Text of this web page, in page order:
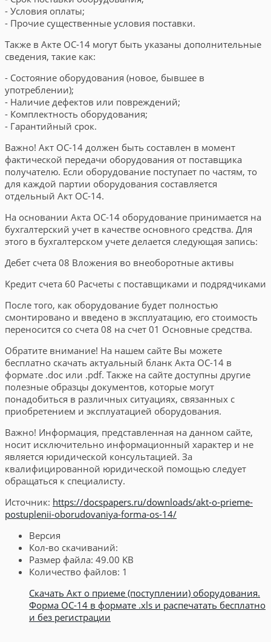
- Условия оплаты;
- Прочие существенные условия поставки.
Также в Акте ОС-14 могут быть указаны дополнительные
сведения, такие как:
- Состояние оборудования (новое, бывшее в
употреблении);
- Наличие дефектов или повреждений;
- Комплектность оборудования;
- Гарантийный срок.
Важно! Акт ОС-14 должен быть составлен в момент
фактической передачи оборудования от поставщика
получателю. Если оборудование поступает по частям, то
для каждой партии оборудования составляется
отдельный Акт ОС-14.
На основании Акта ОС-14 оборудование принимается на
бухгалтерский учет в качестве основного средства. Для
этого в бухгалтерском учете делается следующая запись:
Дебет счета 08 Вложения во внеоборотные активы
Кредит счета 60 Расчеты с поставщиками и подрядчиками
После того, как оборудование будет полностью
смонтировано и введено в эксплуатацию, его стоимость
переносится со счета 08 на счет 01 Основные средства.
Обратите внимание! На нашем сайте Вы можете
бесплатно скачать актуальный бланк Акта ОС-14 в
формате .doc или .pdf. Также на сайте доступны другие
полезные образцы документов, которые могут
понадобиться в различных ситуациях, связанных с
приобретением и эксплуатацией оборудования.
Важно! Информация, представленная на данном сайте,
носит исключительно информационный характер и не
является юридической консультацией. За
квалифицированной юридической помощью следует
обращаться к специалисту.
Источник: https://docspapers.ru/downloads/akt-o-prieme-
postuplenii-oborudovaniya-forma-os-14/
Версия
Кол-во скачиваний:
Размер файла: 49.00 KB
Количество файлов: 1
Скачать Акт о приеме (поступлении) оборудования.
Форма ОС-14 в формате .xls и распечатать бесплатно
и без регистрации